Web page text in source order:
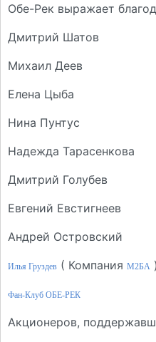
Обе-Рек выражает
Дмитрий Шатов
Михаил Деев
Елена Цыба
Нина Пунтус
Надежда Тарасенкова
Дмитрий Голубев
Евгений Евстигнеев
Андрей Островский
Илья Груздев ( Компания M2БА )
Фан-Клуб ОБЕ-РЕК
Акционеров,